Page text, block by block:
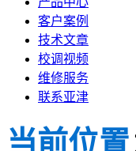
客户案例
技术文章
校调视频
维修服务
联系亚津
当前位置